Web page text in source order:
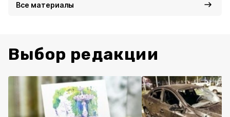
Все материалы
Выбор редакции